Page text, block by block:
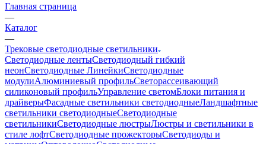
Главная страница
—
Каталог
—
Трековые светодиодные светильники
Светодиодные лентыСветодиодный гибкий
неонСветодиодные ЛинейкиСветодиодные
модулиАлюминиевый профильСветорассеивающий
силиконовый профильУправление светомБлоки питания и
драйверыФасадные светильники светодиодныеЛандшафтные
светильники светодиодныеСветодиодные
светильникиСветодиодные люстрыЛюстры и светильники в
стиле лофтСветодиодные прожекторыСветодиоды и